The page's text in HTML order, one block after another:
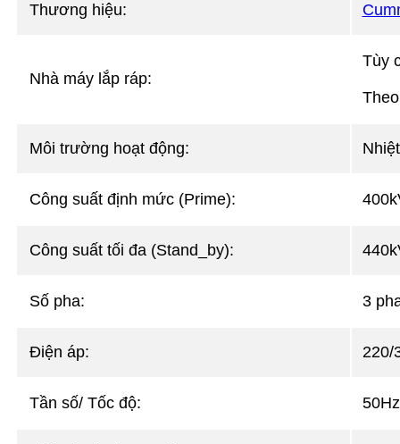
Thương hiệu:
Nhà máy lắp ráp:
Tùy
Môi trường hoạt động:
Công suất định mức (Prime):
Công suất tối đa (Stand_by):
Số pha: 3
Điện áp: 220/
Tần số/ Tốc độ: